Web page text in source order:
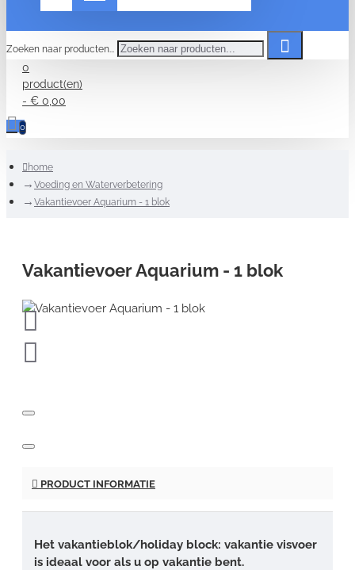
Zoeken naar producten...
0
product(en)
- € 0,00
0
home
Voeding en Waterverbetering
Vakantievoer Aquarium - 1 blok
Vakantievoer Aquarium - 1 blok
PRODUCT INFORMATIE
Het vakantieblok/holiday block: vakantie visvoer
is ideaal voor als u op vakantie bent.